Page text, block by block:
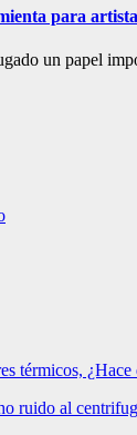
para
un papel
térmicos,
al